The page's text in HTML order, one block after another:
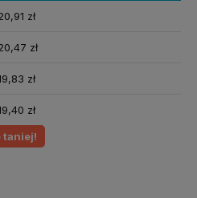
zł
zł
zł
zł
taniej!